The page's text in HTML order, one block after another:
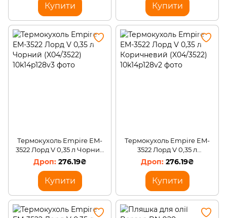
Купити Купити
Термокухоль Empire EM-
3522 Лорд V 0,35 л Чорний
(X04/3522)
276.19₴
Купити
Термокухоль Empire EM-
3522 Лорд V 0,35 л
Коричневий (X04/3522)
276.19₴
Купити